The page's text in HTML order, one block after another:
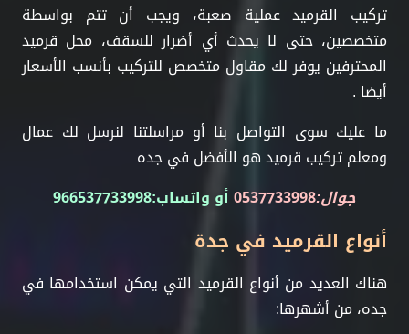
تركيب القرميد عملية صعبة، ويجب أن تتم بواسطة
متخصصين، حتى لا يحدث أي أضرار للسقف، محل قرميد
المحترفين يوفر لك مقاول متخصص للتركيب بأنسب الأسعار
أيضا .
ما عليك سوى التواصل بنا أو مراسلتنا لنرسل لك عمال
ومعلم تركيب قرميد هو الأفضل في جده
جوال:0537733998أو واتساب:966537733998
أنواع القرميد في جدة
هناك العديد من أنواع القرميد التي يمكن استخدامها في
جده، من أشهرها: